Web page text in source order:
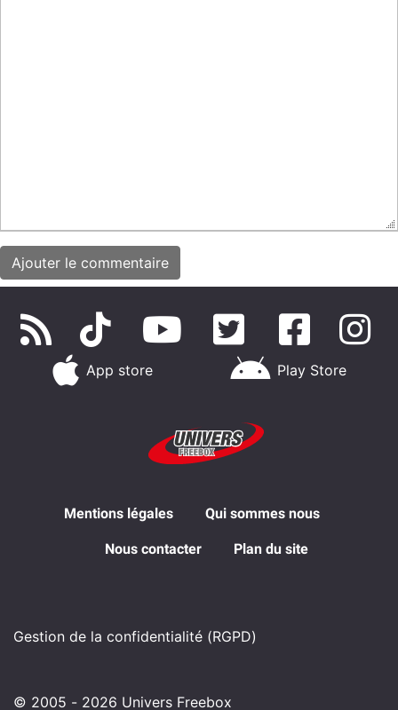
App store Play Store
Mentions légales Qui sommes nous
Nous contacter Plan du site
Gestion de la confidentialité (RGPD)
© 2005 - 2026 Univers Freebox